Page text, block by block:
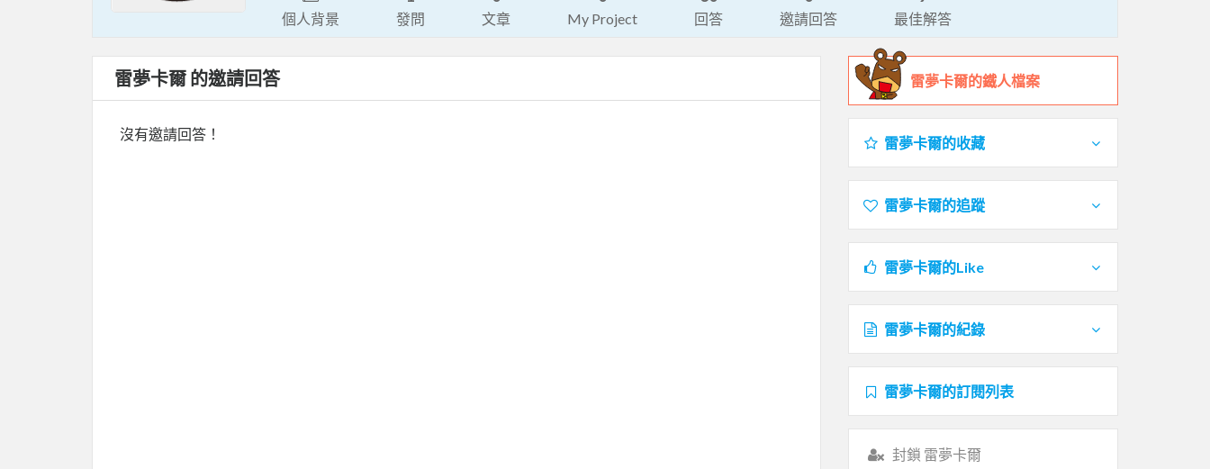
個人背景 發問 文章 My Project 回答 邀請回答 最佳解答
雷夢卡爾 的邀請回答
沒有邀請回答！
雷夢卡爾的鐵人檔案
雷夢卡爾的收藏
雷夢卡爾的追蹤
雷夢卡爾的Like
雷夢卡爾的紀錄
雷夢卡爾的訂閱列表
封鎖 雷夢卡爾